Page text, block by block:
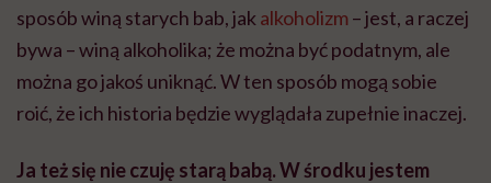
sposób winą starych bab, jak alkoholizm – jest, a raczej
bywa – winą alkoholika; że można być podatnym, ale
można go jakoś uniknąć. W ten sposób mogą sobie
roić, że ich historia będzie wyglądała zupełnie inaczej.
Ja też się nie czuję starą babą. W środku jestem